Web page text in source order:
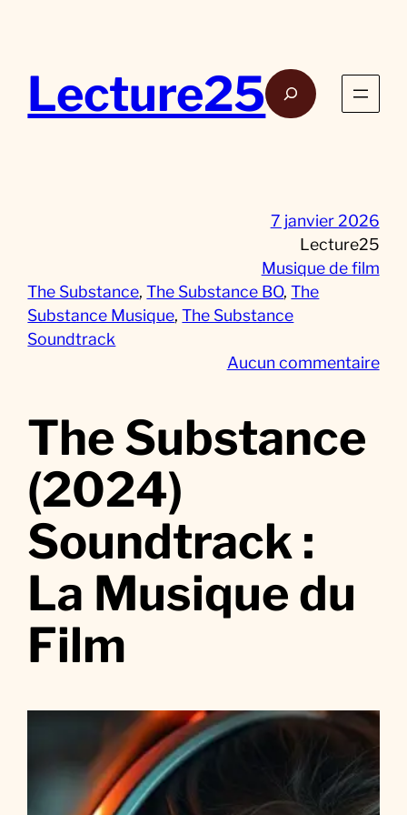
Lecture25Rech
7 janvier 2026
Lecture25
Musique de film
The Substance, The Substance BO, The
Substance Musique, The Substance
Soundtrack
Aucun commentaires
(
2
4
The Substance
(2024)
Soundtrack :
La Musique du
Film